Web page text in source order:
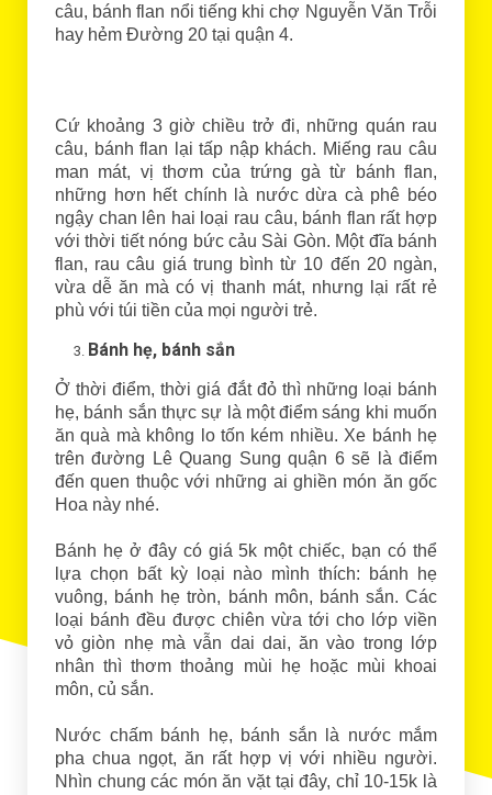
câu, bánh flan nổi tiếng khi chợ Nguyễn Văn Trỗi
hay hẻm Đường 20 tại quận 4.
Cứ khoảng 3 giờ chiều trở đi, những quán rau
câu, bánh flan lại tấp nập khách. Miếng rau câu
man mát, vị thơm của trứng gà từ bánh flan,
những hơn hết chính là nước dừa cà phê béo
ngậy chan lên hai loại rau câu, bánh flan rất hợp
với thời tiết nóng bức cảu Sài Gòn. Một đĩa bánh
flan, rau câu giá trung bình từ 10 đến 20 ngàn,
vừa dễ ăn mà có vị thanh mát, nhưng lại rất rẻ
phù với túi tiền của mọi người trẻ.
Bánh hẹ, bánh sắn
Ở thời điểm, thời giá đắt đỏ thì những loại bánh
hẹ, bánh sắn thực sự là một điểm sáng khi muốn
ăn quà mà không lo tốn kém nhiều. Xe bánh hẹ
trên đường Lê Quang Sung quận 6 sẽ là điểm
đến quen thuộc với những ai ghiền món ăn gốc
Hoa này nhé.
Bánh hẹ ở đây có giá 5k một chiếc, bạn có thể
lựa chọn bất kỳ loại nào mình thích: bánh hẹ
vuông, bánh hẹ tròn, bánh môn, bánh sắn. Các
loại bánh đều được chiên vừa tới cho lớp viền
vỏ giòn nhẹ mà vẫn dai dai, ăn vào trong lớp
nhân thì thơm thoảng mùi hẹ hoặc mùi khoai
môn, củ sắn.
Nước chấm bánh hẹ, bánh sắn là nước mắm
pha chua ngọt, ăn rất hợp vị với nhiều người.
Nhìn chung các món ăn vặt tại đây, chỉ 10-15k là